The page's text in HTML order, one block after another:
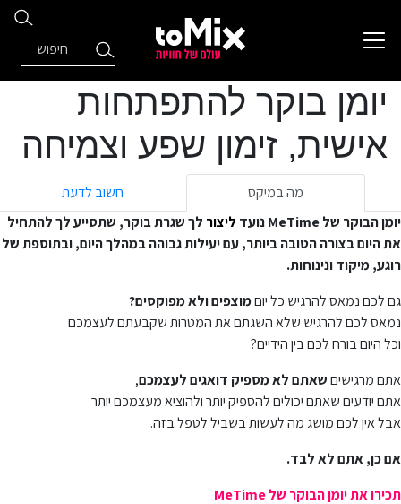
יומן בוקר להתפתחות
אישית, זימון שפע וצמיחה
מה במיקס
חשוב לדעת
יומן הבוקר של MeTime נועד
ליצור לך שגרת בוקר, שתסייע לך להתחיל
את היום בצורה הטובה ביותר, עם יעילות גבוהה במהלך היום, ובתוספת של
רוגע, מיקוד ונינוחות.
גם לכם נמאס להרגיש כל יוםמוצפים ולא מפוקסים?
נמאס לכם להרגיש שלא השגתם את המטרות שקבעתם לעצמכם
וכל היום בורח לכם בין הידיים?
אתם מרגישיםשאתם לא מספיק דואגים לעצמכם,
אתם יודעים שאתם יכולים להספיק יותר ולהוציא מעצמכם יותר
אבל אין לכם מושג מה לעשות בשביל לטפל בזה.
אם כן, אתם לא לבד.
תכירו את יומן הבוקר של MeTime